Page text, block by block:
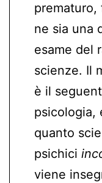
prematuro,
ne sia una
esame del
scienze. Il
è il
psicologia,
quanto
psichici
viene